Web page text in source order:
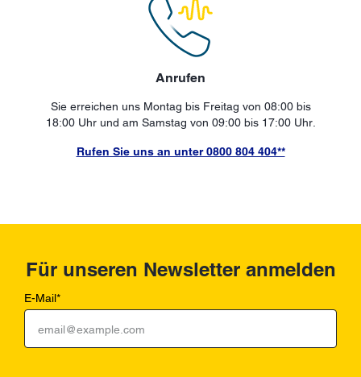
Anrufen
Sie erreichen uns Montag bis Freitag von 08:00 bis
18:00 Uhr und am Samstag von 09:00 bis 17:00 Uhr.
Rufen Sie uns an unter 0800 804 404**
Für unseren Newsletter anmelden
E-Mail*